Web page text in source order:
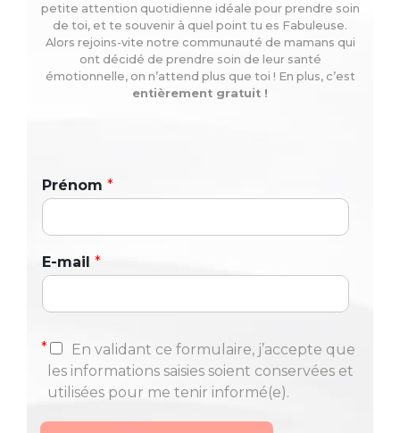
petite attention quotidienne idéale pour prendre soin
de toi, et te souvenir à quel point tu es Fabuleuse.
Alors rejoins-vite notre communauté de mamans qui
ont décidé de prendre soin de leur santé
émotionnelle, on n’attend plus que toi ! En plus, c’est
entièrement gratuit !
Prénom *
E-mail *
*
En validant ce formulaire, j’accepte que
les informations saisies soient conservées et
utilisées pour me tenir informé(e).